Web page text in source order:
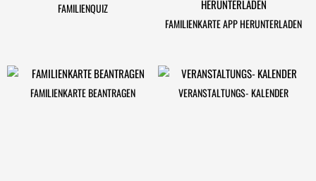
FAMILIENQUIZ
FAMILIENKARTE APP HERUNTERLADEN
FAMILIENKARTE BEANTRAGEN VERANSTALTUNGS- KALENDER